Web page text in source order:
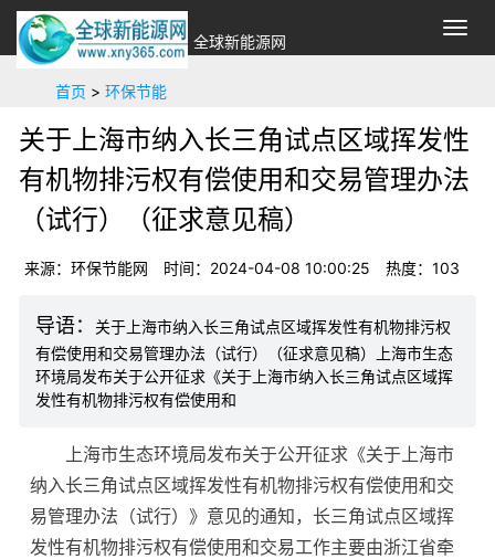
切
换
全球新能源网
首页 > 环保节能
关于上海市纳入长三角试点区域挥发性
有机物排污权有偿使用和交易管理办法
（试行）（征求意见稿）
来源：环保节能网 时间：2024-04-08 10:00:25 热度： 103
关于上海市纳入长三角试点区域挥发性有机物排污权
有偿使用和交易管理办法（试行）（征求意见稿）上海市生态
环境局发布关于公开征求《关于上海市纳入长三角试点区域挥
发性有机物排污权有偿使用和
上海市生态环境局发布关于公开征求《关于上海市
纳入长三角试点区域挥发性有机物排污权有偿使用和交
易管理办法（试行）》意见的通知，长三角试点区域挥
发性有机物排污权有偿使用和交易工作主要由浙江省牵